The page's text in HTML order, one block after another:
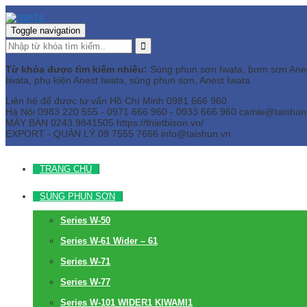
Toggle navigation
Từ khóa được tìm kiếm nhiều: Súng phun sơn Iwata, bơm sơn
Iwata, phụ kiện Anest Iwata, súng phun sơn, Anest Iwata
Liên hệ để được tư vấn Hồ Chí Minh 0981 666 960
Hà Nội 0983 220 555 - 0971 666 960 - 0933 666 960
MÁY BÀN 0243 9841505 https://thietbison.vn/
EXPORT - QUẢN LÝ 09 7555 7666 info@taishun.vn
TRANG CHỦ
SÚNG PHUN SƠN
Series W-50
Series W-61 Wider – 61
Series W-71
Series W-77
Series W-101 WIDER1 KIWAMI1